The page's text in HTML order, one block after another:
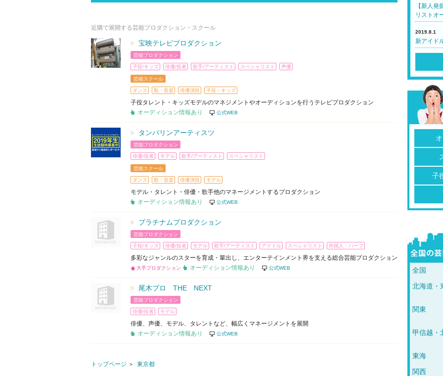
近隣で展開する芸能プロダクション・スクール
宝映テレビプロダクション
芸能プロダクション
子役/キッズ 俳優/役者 歌手/アーティスト スペシャリスト 声優
芸能スクール
ダンス 歌・音楽 俳優演技 子役・キッズ
子役タレント・キッズモデルのマネジメントやオーディションを行うテレビプロダクション
オーディション情報あり
公式WEB
タンバリンアーティスツ
芸能プロダクション
俳優/役者 モデル 歌手/アーティスト スペシャリスト
芸能スクール
ダンス 歌・音楽 俳優演技 モデル
モデル・タレント・俳優・歌手他のマネージメントするプロダクション
オーディション情報あり
公式WEB
プラチナムプロダクション
芸能プロダクション
子役/キッズ 俳優/役者 モデル 歌手/アーティスト アイドル スペシャリスト 外国人・ハーフ
多彩なジャンルのスターを育成・輩出し、エンターテインメント界を支える総合芸能プロダクション
大手プロダクション オーディション情報あり 公式WEB
尾木プロ THE NEXT
芸能プロダクション
俳優/役者 モデル
俳優、声優、モデル、タレントなど、幅広くマネージメントを展開
オーディション情報あり
公式WEB
トップページ 東京都
【新人
リストオ
2019.8.1
新アイド
子
全国
北海道・
関東
甲信越・
東海
関西